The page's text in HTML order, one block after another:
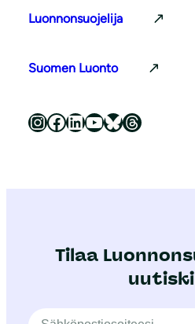
Luonnonsuojelija
Suomen Luonto
Luonnonsuojeluliitto Instagramissa Luonnonsuojeluliitto Facebookissa Luonnonsuojeluliitto LinkedInissä Luonnonsuojeluliiton YouTube-kanava Luonnonsuojeluliitto Blueskyssa Luonnonsuojeluliitto Threadsissa
Tilaa